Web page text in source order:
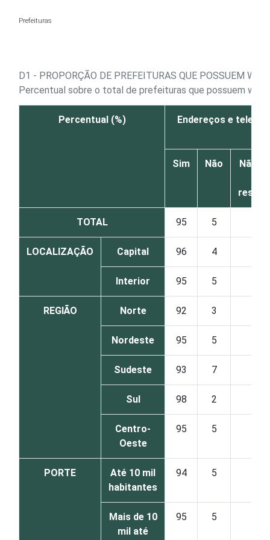
Prefeituras
D1 - PROPORÇÃO DE PREFEITURAS QUE POSSUEM
Percentual sobre o total de prefeituras que possuem
Percentual (%) Endereços e
Sim Não
Não
TOTAL 95 5
LOCALIZAÇÃO Capital 96 4
Interior 95 5
REGIÃO Norte 92 3
Nordeste 95 5
Sudeste 93 7
Sul 98 2
Centro-
Oeste
95 5
PORTE
Até 10 mil
habitantes
94 5
Mais de 10
mil até
95 5